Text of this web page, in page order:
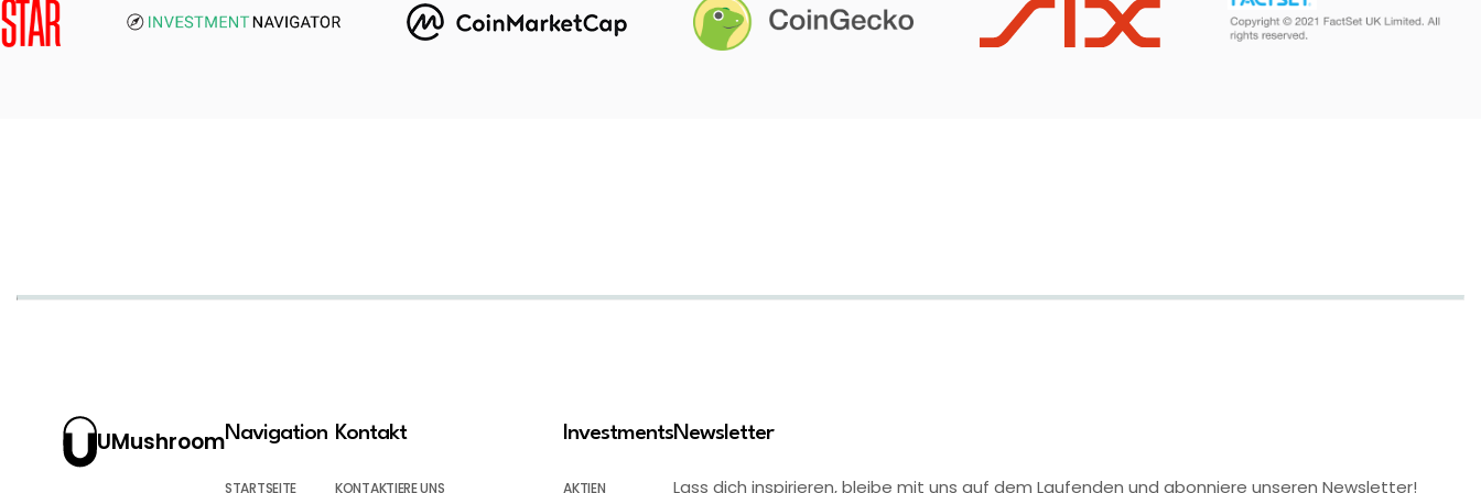
UMushroomNavigation
STARTSEITE
Kontakt
KONTAKTIERE UNS
Investments
AKTIEN
Newsletter
Lass dich inspirieren, bleibe mit uns auf dem Laufenden und abonniere unseren Newsletter!